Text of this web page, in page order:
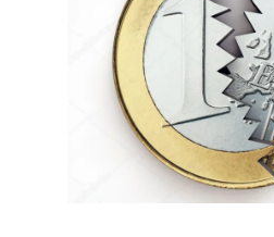
CULTURE